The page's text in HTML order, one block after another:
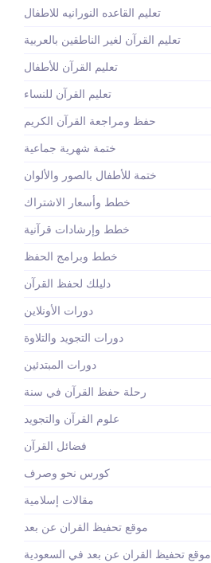
تعليم القاعده النورانيه للاطفال
تعليم القرآن لغير الناطقين بالعربية
تعليم القرآن للأطفال
تعليم القرآن للنساء
حفظ ومراجعة القرآن الكريم
ختمة شهرية جماعية
ختمة للأطفال بالصور والألوان
خطط وأسعار الاشتراك
خطط وإرشادات قرآنية
خطط وبرامج الحفظ
دليلك لحفظ القرآن
دورات الأونلاين
دورات التجويد والتلاوة
دورات المبتدئين
رحلة حفظ القرآن في سنة
علوم القرآن والتجويد
فضائل القرآن
كورس نحو وصرف
مقالات إسلامية
موقع تحفيظ القران عن بعد
موقع تحفيظ القران عن بعد في السعودية